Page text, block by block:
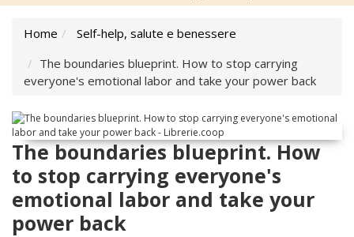
Home
Self-help, salute e benessere
The boundaries blueprint. How to stop carrying
everyone's emotional labor and take your power back
The boundaries blueprint. How
to stop carrying everyone's
emotional labor and take your
power back